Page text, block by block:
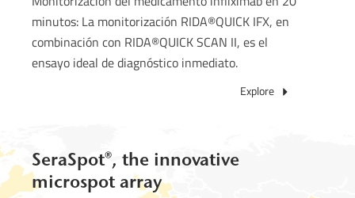
minutos: La monitorización RIDA®QUICK IFX, en
combinación con RIDA®QUICK SCAN II, es el
ensayo ideal de diagnóstico inmediato.
Explore
SeraSpot®, the innovative
microspot array